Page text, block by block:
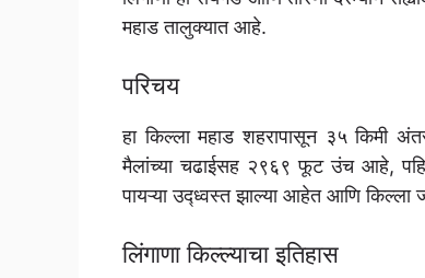
महाड तालुक्यात आहे.
परिचय
हा किल्ला महाड शहरापासून ३५ किमी
मैलांच्या चढाईसह २९६९ फूट उंच आहे,
पायऱ्या उद्ध्वस्त झाल्या आहेत आणि
लिंगाणा किल्ल्याचा इतिहास